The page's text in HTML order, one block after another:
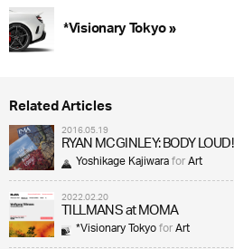
*Visionary Tokyo »
Related Articles
2016.05.19
RYAN MCGINLEY: BODY LOUD!
Yoshikage KajiwaraforArt
2022.02.20
TILLMANS at MOMA
*Visionary TokyoforArt